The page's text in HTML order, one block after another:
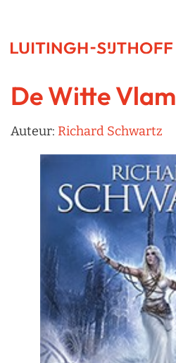
De Witte Vlam
Auteur: Richard Schwartz